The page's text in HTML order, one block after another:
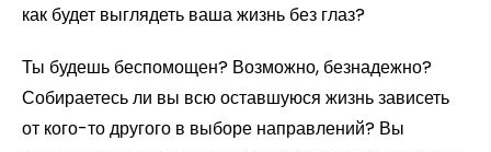
как будет выглядеть ваша жизнь без глаз?
Ты будешь беспомощен? Возможно, безнадежно?
Собираетесь ли вы всю оставшуюся жизнь зависеть
от кого-то другого в выборе направлений? Вы